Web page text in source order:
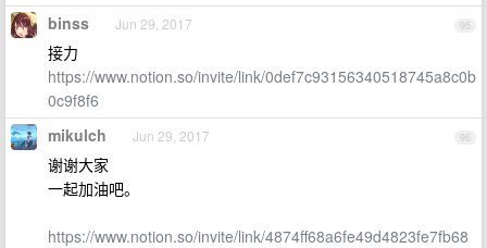
95
binss Jun 29, 2017
接力
https://www.notion.so/invite/link/0def7c93156340518745a8c0b
0c9f8f6
96
mikulch Jun 29, 2017
谢谢大家
一起加油吧。
https://www.notion.so/invite/link/4874ff68a6fe49d4823fe7fb68